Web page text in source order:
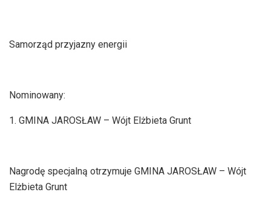
Samorząd przyjazny energii
Nominowany:
1. GMINA JAROSŁAW – Wójt Elżbieta Grunt
Nagrodę specjalną otrzymuje GMINA JAROSŁAW – Wójt
Elżbieta Grunt